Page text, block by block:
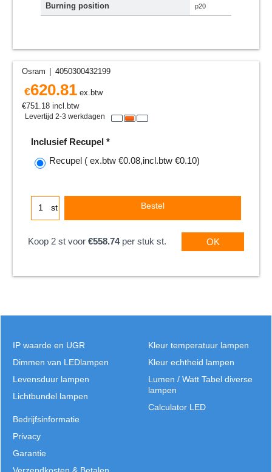
Burning position p20
Osram 4050300432199
€620.81 ex.btw
€751.18 incl.btw
Levertijd 2-3 werkdagen
Inclusief Recupel *
Recupel ( ex.btw €0.08,incl.btw €0.10)
st Bestel
Koop 2 st voor €558.74per stuk st. OK
Kleur temperatuur lampen
Kleur echtheid lampen
Lumen / Watt Tabel diverse
lampen
Calculator LED
IP waarde en UGR
Dimmen van LEDlampen
Levensduur lampen
Lichtbundel lampen
Bedrijfsinformatie
Privacy
Garantie